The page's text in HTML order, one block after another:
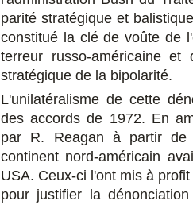
parité stratégique et
constitué la clé de voûte de
terreur russo-américaine
stratégique de la bipolarité.
L'unilatéralisme de cette
des accords de 1972. En
par R. Reagan à partir de
continent nord-américain
USA. Ceux-ci l'ont mis à
pour justifier la